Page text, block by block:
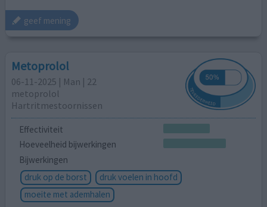
geef mening
Metoprolol
06-11-2025 | Man | 22
metoprolol
Hartritmestoornissen
Effectiviteit
Hoeveelheid bijwerkingen
Bijwerkingen
druk op de borst
druk voelen in hoofd
moeite met ademhalen